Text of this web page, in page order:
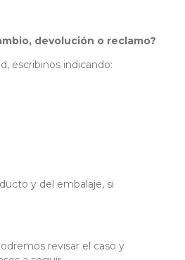
devolución o reclamo?
escribinos indicando:
y del embalaje, si
revisar el caso y